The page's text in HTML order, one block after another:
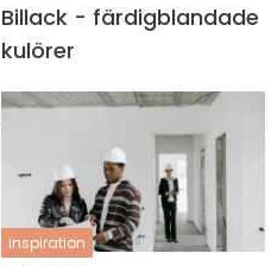
Billack - färdigblandade
kulörer
inspiration